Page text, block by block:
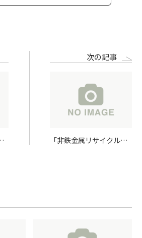
次の記事
「非鉄金属リサイクル全